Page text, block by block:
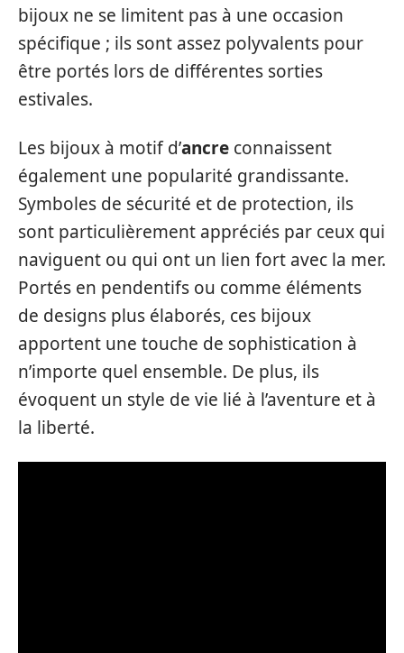
bijoux ne se limitent pas à une occasion
spécifique ; ils sont assez polyvalents pour
être portés lors de différentes sorties
estivales.
Les bijoux à motif d’ancre connaissent
également une popularité grandissante.
Symboles de sécurité et de protection, ils
sont particulièrement appréciés par ceux qui
naviguent ou qui ont un lien fort avec la mer.
Portés en pendentifs ou comme éléments
de designs plus élaborés, ces bijoux
apportent une touche de sophistication à
n’importe quel ensemble. De plus, ils
évoquent un style de vie lié à l’aventure et à
la liberté.